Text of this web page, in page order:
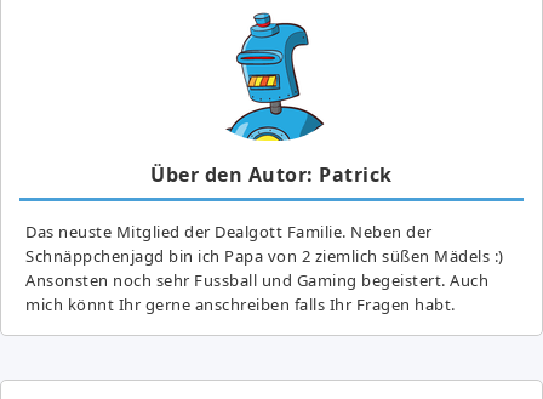
Über den Autor: Patrick
Das neuste Mitglied der Dealgott Familie. Neben der
Schnäppchenjagd bin ich Papa von 2 ziemlich süßen Mädels :)
Ansonsten noch sehr Fussball und Gaming begeistert. Auch
mich könnt Ihr gerne anschreiben falls Ihr Fragen habt.